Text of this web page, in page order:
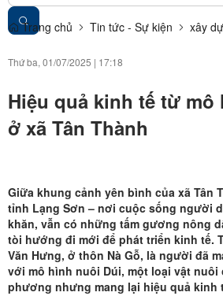
Trang chủ Tin tức - Sự kiện xây
Thứ ba, 01/07/2025 | 17:18
Hiệu quả kinh tế từ
ở xã Tân Thành
Giữa khung cảnh yên bình của xã Tân
tỉnh Lạng Sơn – nơi cuộc sống người
khăn, vẫn có những tấm gương nông
tòi hướng đi mới để phát triển kinh tế.
Văn Hưng, ở thôn Nà Gỗ, là người đã
với mô hình nuôi Dúi, một loại vật nuôi
phương nhưng mang lại hiệu quả kinh